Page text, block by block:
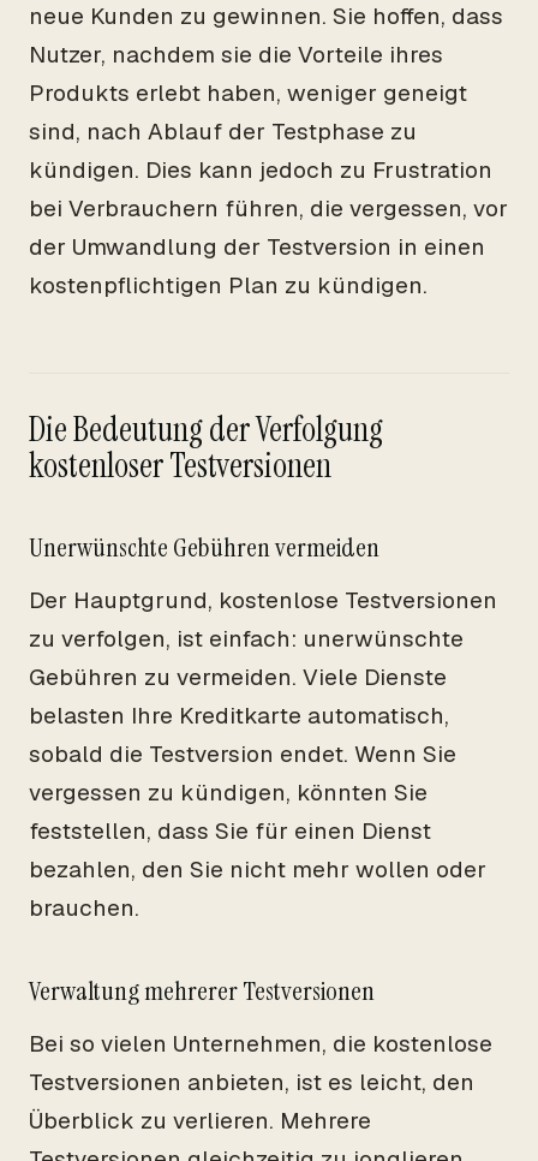
neue Kunden zu gewinnen. Sie hoffen, dass
Nutzer, nachdem sie die Vorteile ihres
Produkts erlebt haben, weniger geneigt
sind, nach Ablauf der Testphase zu
kündigen. Dies kann jedoch zu Frustration
bei Verbrauchern führen, die vergessen, vor
der Umwandlung der Testversion in einen
kostenpflichtigen Plan zu kündigen.
Die Bedeutung der Verfolgung
kostenloser Testversionen
Unerwünschte Gebühren vermeiden
Der Hauptgrund, kostenlose Testversionen
zu verfolgen, ist einfach: unerwünschte
Gebühren zu vermeiden. Viele Dienste
belasten Ihre Kreditkarte automatisch,
sobald die Testversion endet. Wenn Sie
vergessen zu kündigen, könnten Sie
feststellen, dass Sie für einen Dienst
bezahlen, den Sie nicht mehr wollen oder
brauchen.
Verwaltung mehrerer Testversionen
Bei so vielen Unternehmen, die kostenlose
Testversionen anbieten, ist es leicht, den
Überblick zu verlieren. Mehrere